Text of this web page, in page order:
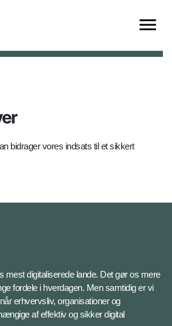
bidrager vores indsats til et sikkert
mest digitaliserede lande. Det gør os mere
fordele i hverdagen. Men samtidig er vi
erhvervsliv, organisationer og
af effektiv og sikker digital